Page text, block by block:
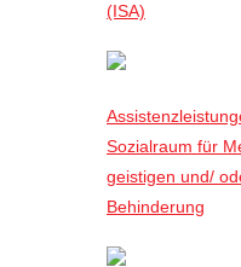
(ISA)
Sozialraum für
geistigen und/
Behinderung